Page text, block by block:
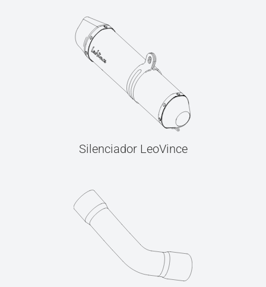
Silenciador LeoVince